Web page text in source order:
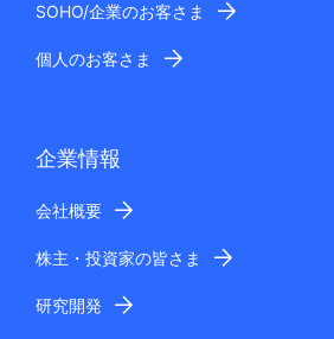
SOHO/企業のお客さま
個人のお客さま
企業情報
会社概要
株主・投資家の皆さま
研究開発